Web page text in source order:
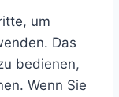
um
Das
bedienen,
Wenn Sie